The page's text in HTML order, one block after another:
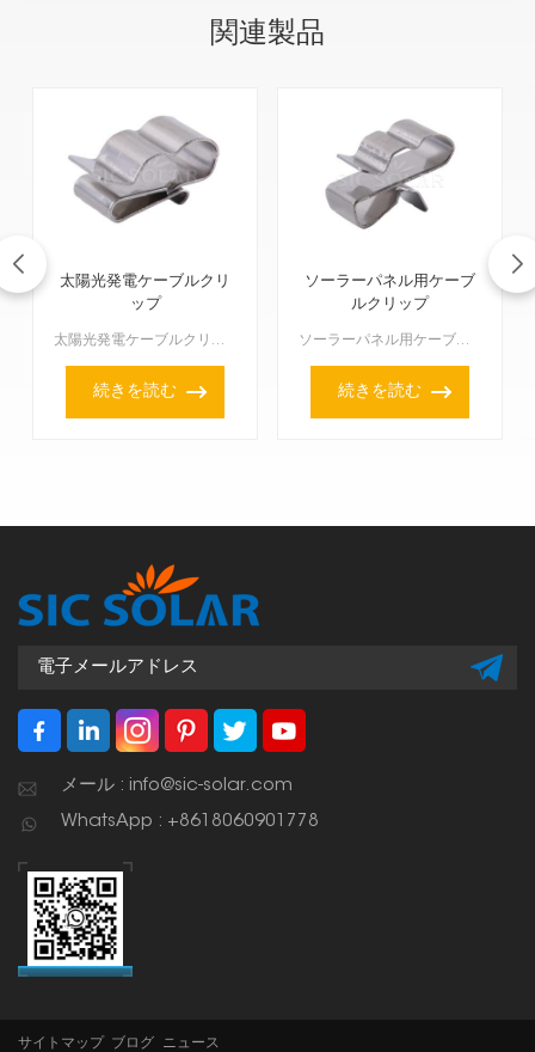
関連製品
太陽光発電ケーブルクリ
ップ
太陽光発電ケーブルクリップは、ソーラーパネル設置時にケーブルを整理整頓し、安全に保つための小さな部品です。設置全体をきちんと整理し、正常に動作させ、しっかりと固定するために非常に重要です。ケーブルの損...
続きを読む
ソーラーパネル用ケーブ
ルクリップ
ソーラーパネル用ケーブルクリップ は非常に重要です！太陽光発電システム内の配線をきちんと整頓し、安全に保ち、正しい位置に固定しておくためのものです。つまり、配線を整理整頓することで、すべての機器の寿命...
続きを読む
メール : info@sic-solar.com
WhatsApp : +8618060901778
サイトマップ ブログ ニュース